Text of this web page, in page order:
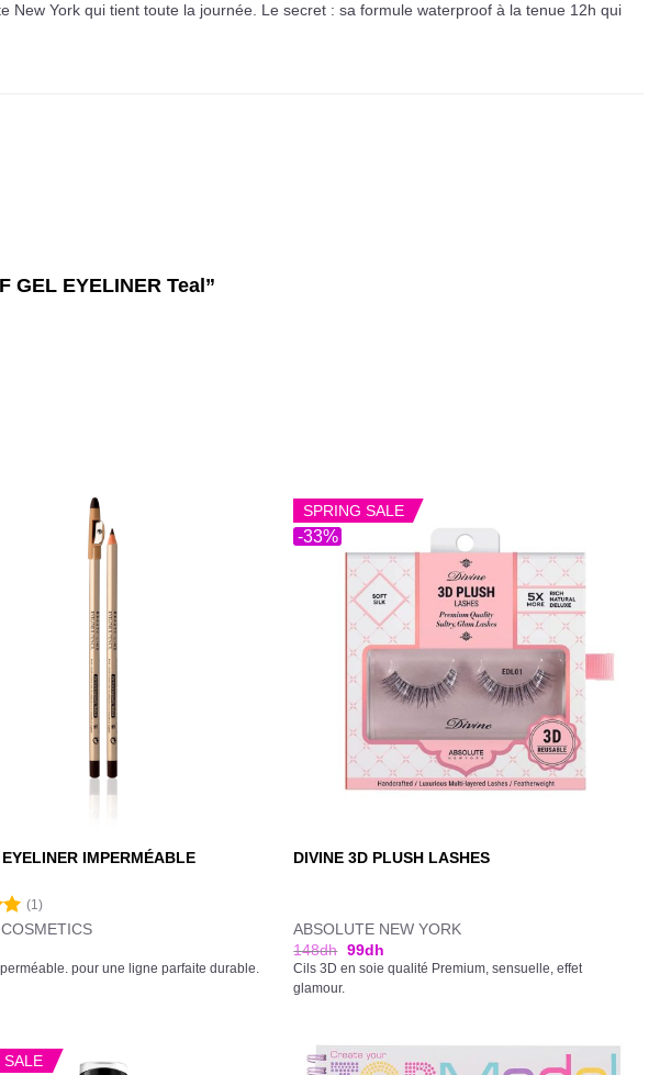
York qui tient toute la journée. Le secret : sa formule waterproof à la tenue 12h qui
GEL EYELINER Teal”
IMPERMÉABLE
(1)
pour une ligne parfaite durable.
-33%
SPRING SALE
DIVINE 3D PLUSH LASHES
ABSOLUTE NEW YORK
148dh 99dh
Cils 3D en soie qualité Premium, sensuelle, effet
glamour.
SALE